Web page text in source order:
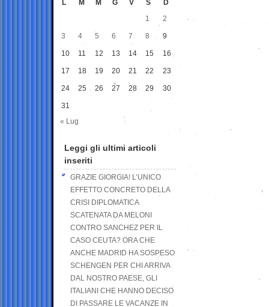
L M M G V S
D
1
2
3 4 5 6 7 8 9
10 11 12 13 14 15 16
17 18 19 20 21 22 23
24 25 26 27 28 29 30
31
« Lug
Leggi gli ultimi articoli
inseriti
GRAZIE GIORGIA! L’UNICO
EFFETTO CONCRETO DELLA
CRISI DIPLOMATICA
SCATENATA DA MELONI
CONTRO SANCHEZ PER IL
CASO CEUTA? ORA CHE
ANCHE MADRID HA SOSPESO
SCHENGEN PER CHI ARRIVA
DAL NOSTRO PAESE, GLI
ITALIANI CHE HANNO DECISO
DI PASSARE LE VACANZE IN